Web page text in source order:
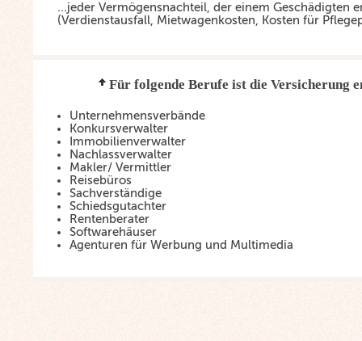
...jeder Vermögensnachteil, der einem Geschädigten
(Verdienstausfall, Mietwagenkosten, Kosten für
Für folgende Berufe ist die Versicherung
Unternehmensverbände
Konkursverwalter
Immobilienverwalter
Nachlassverwalter
Makler/ Vermittler
Reisebüros
Sachverständige
Schiedsgutachter
Rentenberater
Softwarehäuser
Agenturen für Werbung und Multimedia